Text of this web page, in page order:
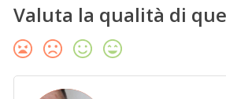
Valuta la qualità di